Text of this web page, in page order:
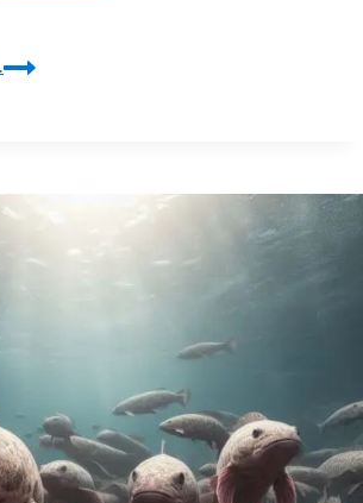
Transferencia
entre